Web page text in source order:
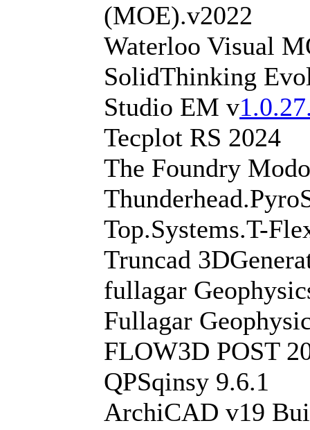
(MOE).v2022
Waterloo Visual
SolidThinking
Studio EM v
Tecplot RS 2024
The Foundry
Top.Systems.T-
Truncad
fullagar
Fullagar
FLOW3D POST
QPSqinsy 9.6.1
ArchiCAD v19